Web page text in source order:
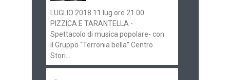
LUGLIO 2018 11 lug ore 21.00
PIZZICA E TARANTELLA -
Spettacolo di musica popolare- con
il Gruppo “Terronia bella” Centro
Stori...